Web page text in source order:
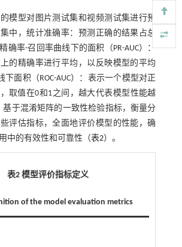
模型对图片测试集和视频测试集进行预
中，统计准确率：预测正确的结果占总
确率-召回率曲线下的面积（PR-AUC）：
的精确率进行平均，以反映模型的平均
下面积（ROC-AUC）：表示一个模型对正
取值在0和1之间，越大代表模型性能越
基于混淆矩阵的一致性检验指标，衡量分
评估指标，全面地评价模型的性能，确
中的有效性和可靠性（表2）。
表2 模型评价指标定义
of the model evaluation metrics